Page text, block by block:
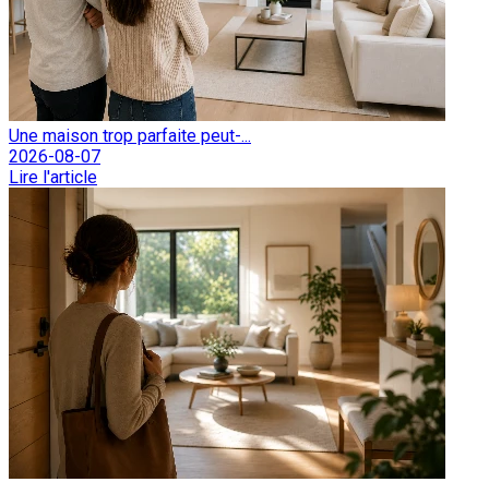
Une maison trop parfaite peut-...
2026-08-07
Lire l'article